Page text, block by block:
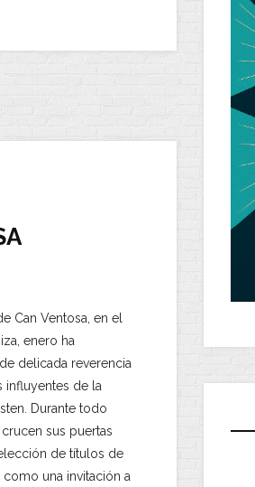
Can Ventosa, en el
enero ha
delicada reverencia
influyentes de la
Durante todo
sus puertas
de títulos de
como una invitación a